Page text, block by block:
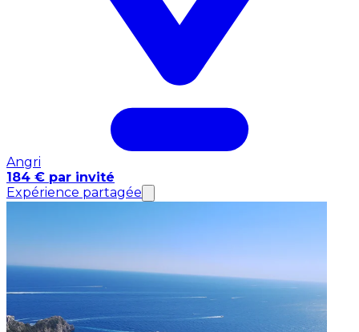
Angri
184 € par invité
Expérience partagée